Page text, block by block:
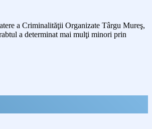
a Criminalităţii Organizate Târgu Mureş,
a determinat mai mulţi minori prin